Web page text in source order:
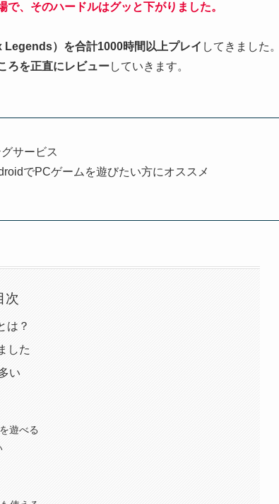
で、そのハードルはグッと下がりました。
）を合計1000時間以上プレイ してきました。
ろを正直にレビューしていきます。
サービス
でPCゲームを遊びたい方にオススメ
次
は？
した
い
遊べる